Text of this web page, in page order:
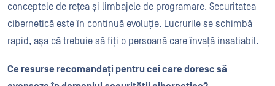
conceptele de rețea și limbajele de programare. Securitatea
cibernetică este în continuă evoluție. Lucrurile se schimbă
rapid, așa că trebuie să fiți o persoană care învață insatiabil.
Ce resurse recomandați pentru cei care doresc să